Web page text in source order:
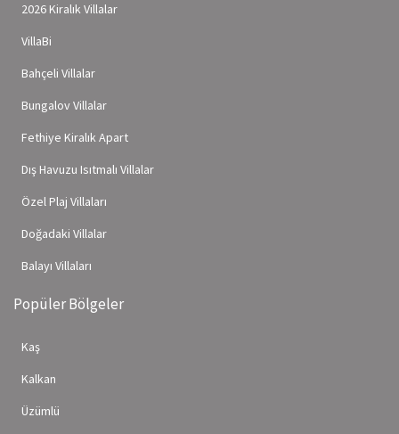
2026 Kiralık Villalar
VillaBi
Bahçeli Villalar
Bungalov Villalar
Fethiye Kiralık Apart
Dış Havuzu Isıtmalı Villalar
Özel Plaj Villaları
Doğadaki Villalar
Balayı Villaları
Popüler Bölgeler
Kaş
Kalkan
Üzümlü